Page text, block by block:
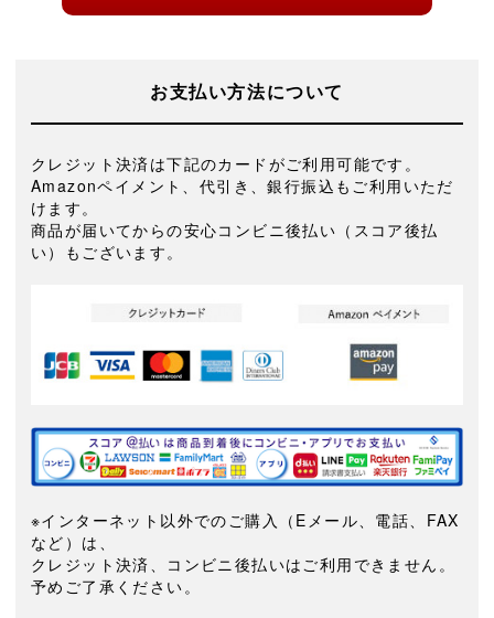
お支払い方法について
クレジット決済は下記のカードがご利用可能です。
Amazonペイメント、代引き、銀行振込もご利用いただ
けます。
商品が届いてからの安心コンビニ後払い（スコア後払
い）もございます。
※インターネット以外でのご購入（Eメール、電話、FAX
など）は、
クレジット決済、コンビニ後払いはご利用できません。
予めご了承ください。